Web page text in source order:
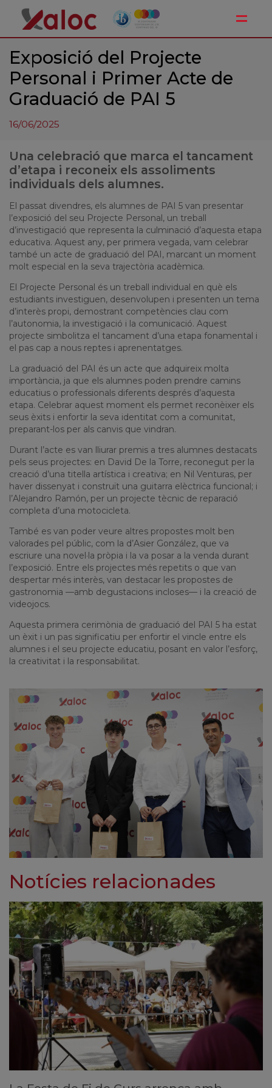
Exposició del Projecte
Personal i Primer Acte de
Graduació de PAI 5
16/06/2025
Una celebració que marca el tancament
d’etapa i reconeix els assoliments
individuals dels alumnes.
El passat divendres, els alumnes de PAI 5 van presentar
l’exposició del seu Projecte Personal, un treball
d’investigació que representa la culminació d’aquesta etapa
educativa. Aquest any, per primera vegada, vam celebrar
també un acte de graduació del PAI, marcant un moment
molt especial en la seva trajectòria acadèmica.
El
Projecte Personal és un treball individual en què els
estudiants investiguen, desenvolupen i presenten un tema
d’interès propi, demostrant competències clau com
l’autonomia, la investigació i la comunicació. Aquest
projecte simbolitza el tancament d’una etapa fonamental i
el pas cap a nous reptes i aprenentatges.
La graduació del PAI és un acte que adquireix molta
importància, ja que els alumnes poden prendre camins
educatius o professionals diferents després d’aquesta
etapa. Celebrar aquest moment els permet reconèixer els
seus èxits i enfortir la seva identitat com a comunitat,
preparant-los per als canvis que vindran.
Durant l’acte es van lliurar premis a tres alumnes destacats
pels seus projectes: en David De la Torre, reconegut per la
creació d’una titella artística i creativa; en Nil Venturas, per
haver dissenyat i construït una guitarra elèctrica funcional; i
l’Alejandro Ramón, per un projecte tècnic de reparació
completa d’una motocicleta.
També es van poder veure altres propostes molt ben
valorades pel públic, com la d’Asier González, que va
escriure una novel·la pròpia i la va posar a la venda durant
l’exposició. Entre els projectes més repetits o que van
despertar més interès, van destacar les propostes de
gastronomia —amb degustacions incloses— i la creació de
videojocs.
Aquesta primera cerimònia de graduació del PAI 5 ha estat
un èxit i un pas significatiu per enfortir el vincle entre els
alumnes i el seu projecte educatiu, posant en valor l’esforç,
la creativitat i la responsabilitat.
Notícies relacionades